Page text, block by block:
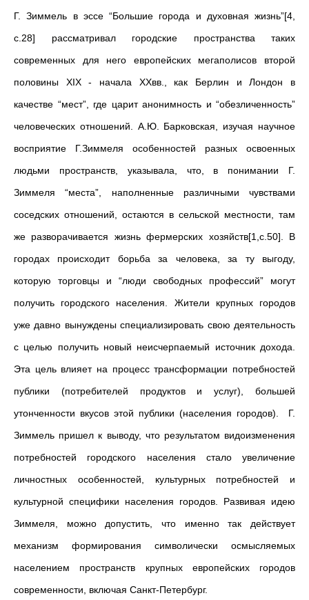
Г. Зиммель в эссе “Большие города и духовная жизнь”[4,
c.28] рассматривал городские пространства таких
современных для него европейских мегаполисов второй
половины XIX - начала XXвв., как Берлин и Лондон в
качестве “мест”, где царит анонимность и “обезличенность”
человеческих отношений. А.Ю. Барковская, изучая научное
восприятие Г.Зиммеля особенностей разных освоенных
людьми пространств, указывала, что, в понимании Г.
Зиммеля “места”, наполненные различными чувствами
соседских отношений, остаются в сельской местности, там
же разворачивается жизнь фермерских хозяйств[1,c.50]. В
городах происходит борьба за человека, за ту выгоду,
которую торговцы и “люди свободных профессий” могут
получить городского населения. Жители крупных городов
уже давно вынуждены специализировать свою деятельность
с целью получить новый неисчерпаемый источник дохода.
Эта цель влияет на процесс трансформации потребностей
публики (потребителей продуктов и услуг), большей
утонченности вкусов этой публики (населения городов). Г.
Зиммель пришел к выводу, что результатом видоизменения
потребностей городского населения стало увеличение
личностных особенностей, культурных потребностей и
культурной специфики населения городов. Развивая идею
Зиммеля, можно допустить, что именно так действует
механизм формирования символически осмысляемых
населением пространств крупных европейских городов
современности, включая Санкт-Петербург.